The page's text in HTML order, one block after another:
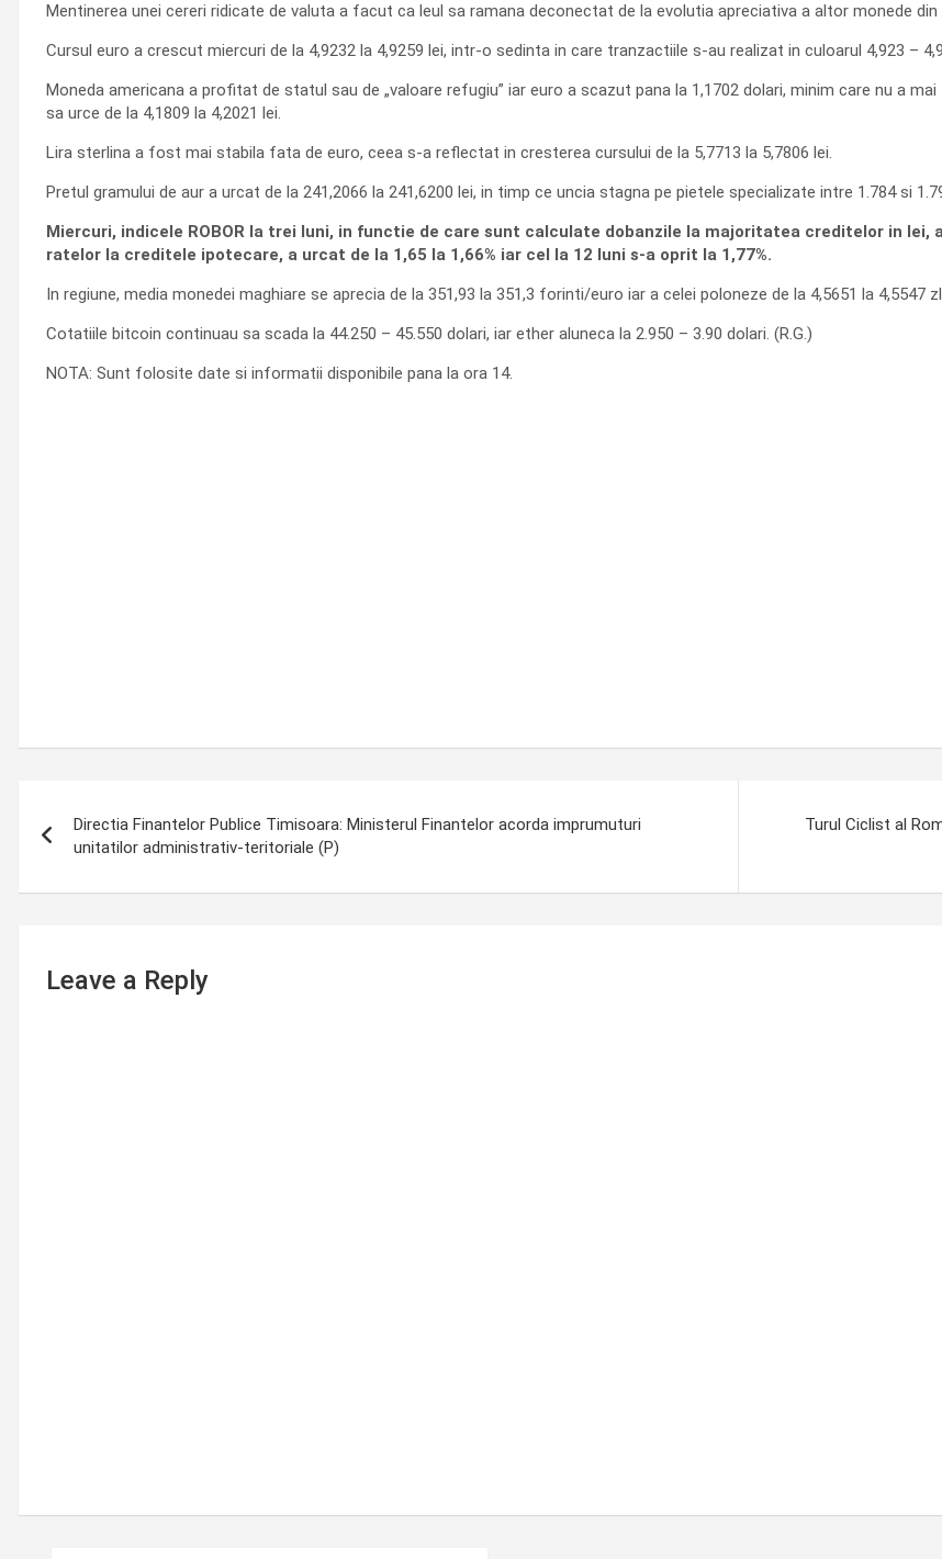
Mentinerea unei cereri ridicate de valuta a facut ca leul sa ramana deconectat de la evolutia apreciativa a altor monede din
Cursul euro a crescut miercuri de la 4,9232 la 4,9259 lei, intr-o sedinta in care tranzactiile s-au realizat in culoarul 4,923 –
Moneda americana a profitat de statul sau de „valoare refugiu” iar euro a scazut pana la 1,1702 dolari, minim care nu a
sa urce de la 4,1809 la 4,2021 lei.
Lira sterlina a fost mai stabila fata de euro, ceea s-a reflectat in cresterea cursului de la 5,7713 la 5,7806 lei.
Pretul gramului de aur a urcat de la 241,2066 la 241,6200 lei, in timp ce uncia stagna pe pietele specializate intre 1.784 si
Miercuri, indicele ROBOR la trei luni, in functie de care sunt calculate dobanzile la majoritatea creditelor in lei,
ratelor la creditele ipotecare, a urcat de la 1,65 la 1,66% iar cel la 12 luni s-a oprit la 1,77%.
In regiune, media monedei maghiare se aprecia de la 351,93 la 351,3 forinti/euro iar a celei poloneze de la 4,5651 la 4,5547
Cotatiile bitcoin continuau sa scada la 44.250 – 45.550 dolari, iar ether aluneca la 2.950 – 3.90 dolari. (R.G.)
NOTA: Sunt folosite date si informatii disponibile pana la ora 14.
navigation
Directia Finantelor Publice Timisoara: Ministerul Finantelor acorda imprumuturi
unitatilor administrativ-teritoriale (P)
Turul Ciclist al
Leave a Reply